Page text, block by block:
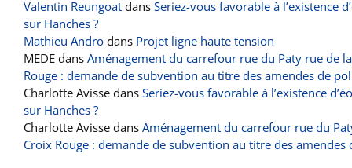
Valentin Reungoat dans Seriez-vous favorable à l’existence
sur Hanches ?
Mathieu Andro dans Projet ligne haute tension
MEDE dans Aménagement du carrefour rue du Paty rue de
Rouge : demande de subvention au titre des amendes de
Charlotte Avisse dans Seriez-vous favorable à l’existence
sur Hanches ?
Charlotte Avisse dans Aménagement du carrefour rue du
Croix Rouge : demande de subvention au titre des amendes